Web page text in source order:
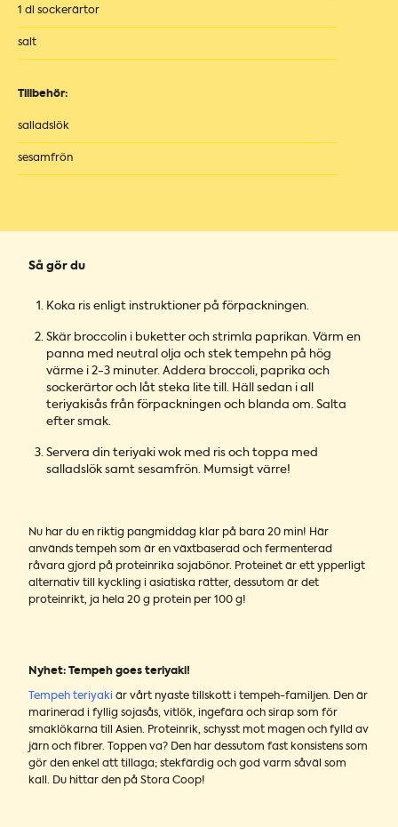
1 dl sockerärtor
salt
Tillbehör:
salladslök
sesamfrön
Så gör du
Koka ris enligt instruktioner på förpackningen.
Skär broccolin i buketter och strimla paprikan. Värm en
panna med neutral olja och stek tempehn på hög
värme i 2-3 minuter. Addera broccoli, paprika och
sockerärtor och låt steka lite till. Häll sedan i all
teriyakisås från förpackningen och blanda om. Salta
efter smak.
Servera din teriyaki wok med ris och toppa med
salladslök samt sesamfrön. Mumsigt värre!
Nu har du en riktig pangmiddag klar på bara 20 min! Här
används tempeh som är en växtbaserad och fermenterad
råvara gjord på proteinrika sojabönor. Proteinet är ett ypperligt
alternativ till kyckling i asiatiska rätter, dessutom är det
proteinrikt, ja hela 20 g protein per 100 g!
Nyhet: Tempeh goes teriyaki!
Tempeh teriyaki är vårt nyaste tillskott i tempeh-familjen. Den är
marinerad i fyllig sojasås, vitlök, ingefära och sirap som för
smaklökarna till Asien. Proteinrik, schysst mot magen och fylld av
järn och fibrer. Toppen va? Den har dessutom fast konsistens som
gör den enkel att tillaga; stekfärdig och god varm såväl som
kall. Du hittar den på Stora Coop!